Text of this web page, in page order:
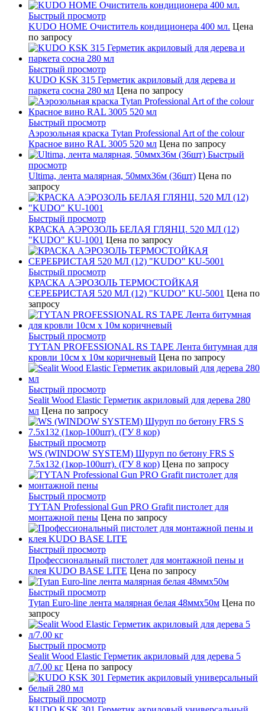
Быстрый просмотр
KUDO HOME Очиститель кондиционера 400 мл. Цена
по запросу
Быстрый просмотр
KUDO KSK 315 Герметик акриловый для дерева и
паркета сосна 280 мл Цена по запросу
Быстрый просмотр
Аэрозольная краска Tytan Professional Art of the colour
Красное вино RAL 3005 520 мл Цена по запросу
Быстрый
просмотр
Ultima, лента малярная, 50ммх36м (36шт) Цена по
запросу
Быстрый просмотр
КРАСКА АЭРОЗОЛЬ БЕЛАЯ ГЛЯНЦ. 520 МЛ (12)
"KUDO" KU-1001 Цена по запросу
Быстрый просмотр
КРАСКА АЭРОЗОЛЬ ТЕРМОСТОЙКАЯ
СЕРЕБРИСТАЯ 520 МЛ (12) "KUDO" KU-5001 Цена по
запросу
Быстрый просмотр
TYTAN PROFESSIONAL RS TAPE Лента битумная для
кровли 10см x 10м коричневый Цена по запросу
Быстрый просмотр
Sealit Wood Elastic Герметик акриловый для дерева 280
мл Цена по запросу
Быстрый просмотр
WS (WINDOW SYSTEM) Шуруп по бетону FRS S
7.5х132 (1кор-100шт). (ГУ 8 кор) Цена по запросу
Быстрый просмотр
TYTAN Professional Gun PRO Grafit пистолет для
монтажной пены Цена по запросу
Быстрый просмотр
Профессиональный пистолет для монтажной пены и
клея KUDO BASE LITE Цена по запросу
Быстрый просмотр
Tytan Euro-line лента малярная белая 48ммх50м Цена по
запросу
Быстрый просмотр
Sealit Wood Elastic Герметик акриловый для дерева 5
л/7.00 кг Цена по запросу
Быстрый просмотр